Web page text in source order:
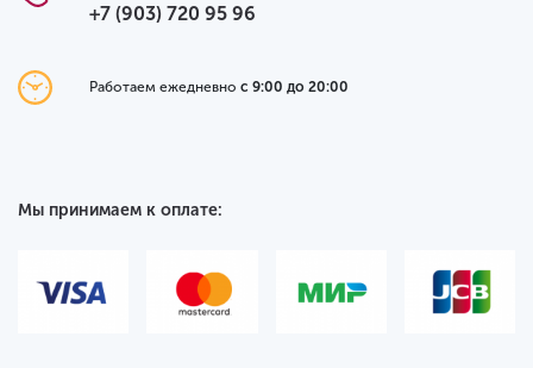
+7 (903) 720 95 96
Работаем ежедневно с 9:00 до 20:00
Мы принимаем к оплате: